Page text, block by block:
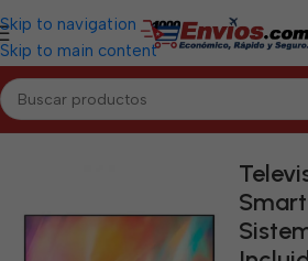
Skip to navigation
Skip to main content
Inicio/PINAR DEL RÍO/Electrodomésticos